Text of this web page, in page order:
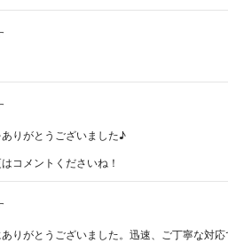
りがとうございました♪
コメントくださいね！
りがとうございました。迅速、ご丁寧な対